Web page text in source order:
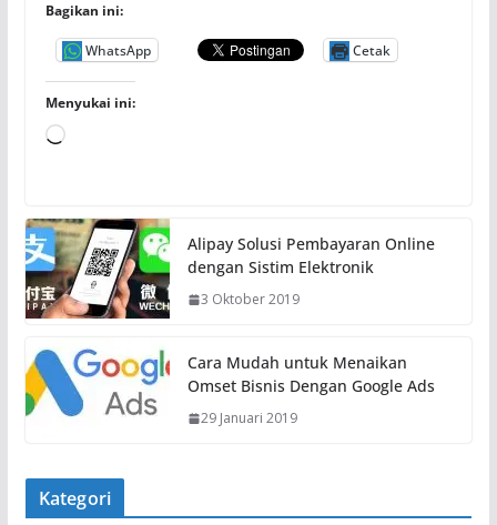
Bagikan ini:
WhatsApp Cetak
Menyukai ini:
M
u
a
t
.
Alipay Solusi Pembayaran Online
dengan Sistim Elektronik
3 Oktober 2019
Cara Mudah untuk Menaikan
Omset Bisnis Dengan Google Ads
29 Januari 2019
Kategori